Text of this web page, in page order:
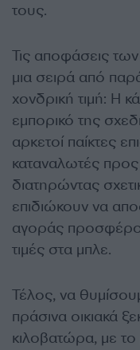
τους.
Τις αποφάσεις
μια σειρά από
χονδρική τιμή: Η
εμπορικό της
αρκετοί παίκτες
καταναλωτές προς
διατηρώντας
επιδιώκουν να
αγοράς
τιμές στα μπλε.
Τέλος, να
πράσινα οικιακά
κιλοβατώρα, με το